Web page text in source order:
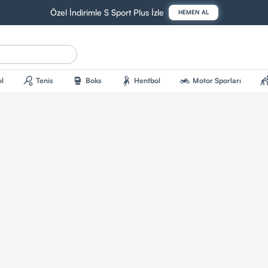
Özel İndirimle S Sport Plus İzle HEMEN AL
sports_tennis Tenis sports_mma Boks sports_handball Hentbol two_wheeler Motor Sporları